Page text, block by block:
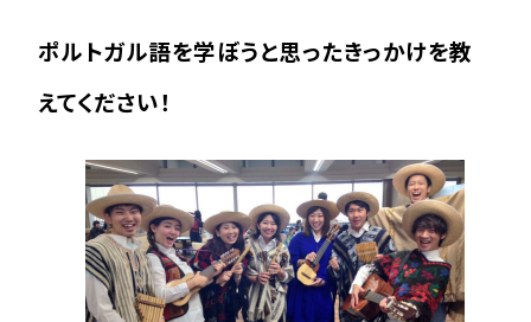
ポルトガル語を学ぼうと思ったきっかけを教
えてください！